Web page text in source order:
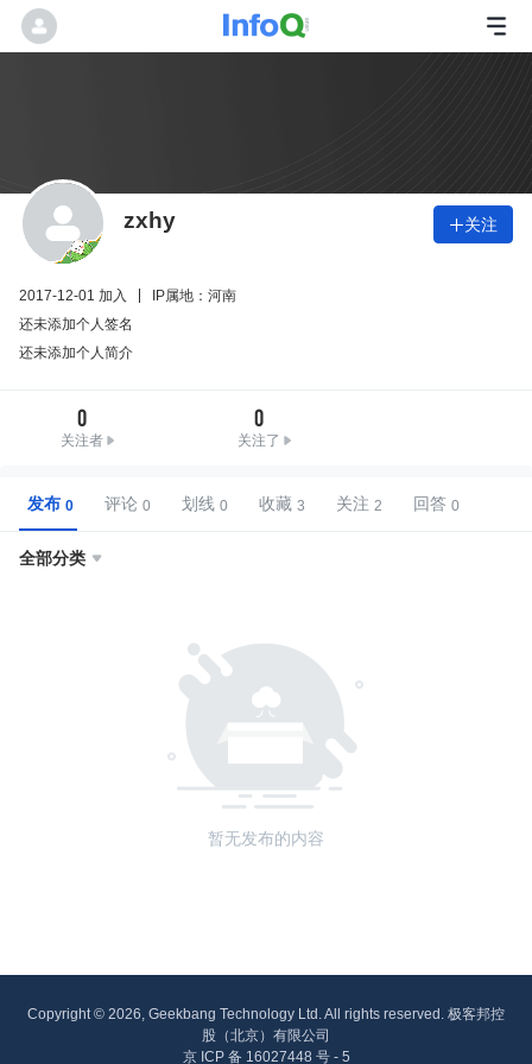
zxhy 关注
2017-12-01 加入
IP属地：河南
还未添加个人签名
还未添加个人简介
0
关注者
0
关注了
发布 评论 划线 收藏 关注 回答
全部分类 
暂无发布的内容
Copyright © 2026, Geekbang Technology Ltd. All rights reserved. 极客邦控
股（北京）有限公司
京 ICP 备 16027448 号 - 5